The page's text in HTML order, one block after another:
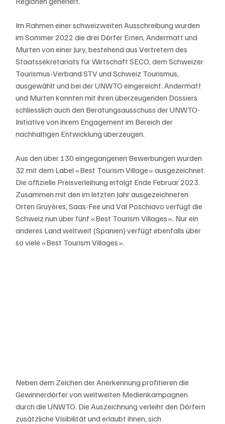
Im Rahmen einer schweizweiten Ausschreibung wurden
im Sommer 2022 die drei Dörfer Ernen, Andermatt und
Murten von einer Jury, bestehend aus Vertretern des
Staatssekretariats für Wirtschaft SECO, dem Schweizer
Tourismus-Verband STV und Schweiz Tourismus,
ausgewählt und bei der UNWTO eingereicht. Andermatt
und Murten konnten mit ihren überzeugenden Dossiers
schliesslich auch den Beratungsausschuss der UNWTO-
Initiative von ihrem Engagement im Bereich der
nachhaltigen Entwicklung überzeugen.
Aus den über 130 eingegangenen Bewerbungen wurden
32 mit dem Label «Best Tourism Village» ausgezeichnet.
Die offizielle Preisverleihung erfolgt Ende Februar 2023.
Zusammen mit den im letzten Jahr ausgezeichneten
Orten Gruyères, Saas-Fee und Val Poschiavo verfügt die
Schweiz nun über fünf «Best Tourism Villages». Nur ein
anderes Land weltweit (Spanien) verfügt ebenfalls über
so viele «Best Tourism Villages».
Neben dem Zeichen der Anerkennung profitieren die
Gewinnerdörfer von weltweiten Medienkampagnen
durch die UNWTO. Die Auszeichnung verleiht den Dörfern
zusätzliche Visibilität und erlaubt ihnen, sich